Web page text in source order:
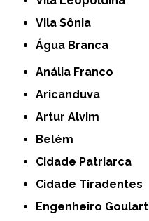
Vila Sônia
Água Branca
Anália Franco
Aricanduva
Artur Alvim
Belém
Cidade Patriarca
Cidade Tiradentes
Engenheiro Goulart